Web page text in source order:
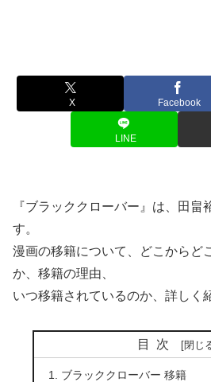
X Facebook
LINE
『ブラッククローバー』は、田畠
す。
漫画の移籍について、どこからど
か、移籍の理由、
いつ移籍されているのか、詳しく
目次
ブラッククローバー 移籍